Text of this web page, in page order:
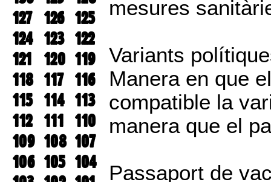
127 126 125
124 123 122
121
120 119
118 117 116
115 114 113
112 111 110
109 108 107
106 105 104
mesures
Variants
Manera en que
compatible la
manera que el
Passaport de